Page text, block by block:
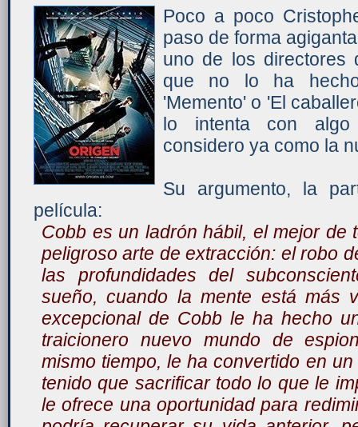
Poco a poco
paso de forma
uno de los directores
que no lo ha
'Memento' o 'El
lo intenta con algo
considero ya como la
Su argumento, la
película:
Cobb es un ladrón hábil, el mejor de
peligroso arte de extracción: el robo
las profundidades del
sueño, cuando la mente está más
excepcional de Cobb le ha hecho
traicionero nuevo mundo de
mismo tiempo, le ha convertido en
tenido que sacrificar todo lo que le
le ofrece una oportunidad para